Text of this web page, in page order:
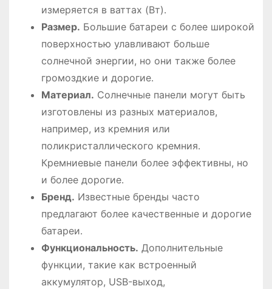
измеряется в ваттах (Вт)․
Размер․ Большие батареи с более широкой
поверхностью улавливают больше
солнечной энергии, но они также более
громоздкие и дорогие․
Материал․ Солнечные панели могут быть
изготовлены из разных материалов,
например, из кремния или
поликристаллического кремния․
Кремниевые панели более эффективны, но
и более дорогие․
Бренд․ Известные бренды часто
предлагают более качественные и дорогие
батареи․
Функциональность․ Дополнительные
функции, такие как встроенный
аккумулятор, USB-выход,